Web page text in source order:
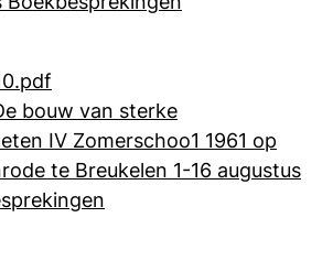
bouw van sterke
IV Zomerschoo1 1961 op
te Breukelen 1-16 augustus